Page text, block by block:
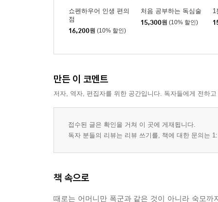
쇼펜하우어 인생 편의
점
16,200원 (10% 할인)
처음 공부하는 독심술
15,300원 (10% 할인)
1
만든 이 코멘트
저자, 역자, 편집자를 위한 공간입니다. 독자들에게 전하
접수된 글은 확인을 거쳐 이 곳에 게재됩니다.
독자 분들의 리뷰는 리뷰 쓰기를, 책에 대한 문의는
책 속으로
때로는 어머니만 폭군과 같은 것이 아니라 숙모